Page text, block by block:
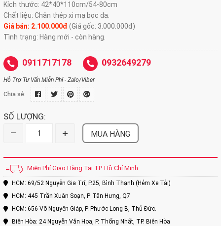
Kích thước: 42*40*110cm/54-80cm
Chất liệu: Chân thép xi mạ bọc da.
Giá bán: 2.100.000đ (Giá gốc: 3.000.000đ)
Tình trạng: Hàng mới - còn hàng.
0911717178 0932649279
Hỗ Trợ Tư Vấn Miễn Phí - Zalo/Viber
Chia sẻ:
SỐ LƯỢNG:
– + MUA HÀNG
Miễn Phí Giao Hàng Tại TP. Hồ Chí Minh
HCM: 69/52 Nguyễn Gia Trí, P.25, Bình Thạnh (Hẻm Xe Tải)
HCM: 445 Trần Xuân Soạn, P. Tân Hưng, Q7
HCM: 656 Võ Nguyên Giáp, P. Phước Long B, Thủ Đức.
Biên Hòa: 24 Nguyễn Văn Hoa, P. Thống Nhất, TP. Biên Hòa